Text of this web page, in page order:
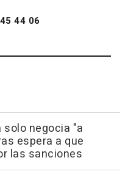
44 06
solo negocia "a
espera a que
las sanciones